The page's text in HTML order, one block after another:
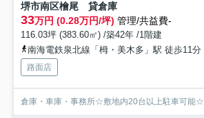
堺市南区檜尾 貸倉庫
33万円 (0.28万円/坪) 管理/共益費-
116.03坪 (383.60㎡) /築42年 /1階建
南海電鉄泉北線「栂・美木多」駅 徒歩11分
路面店
倉庫・車庫・事務所☆敷地内20台以上駐車可能☆